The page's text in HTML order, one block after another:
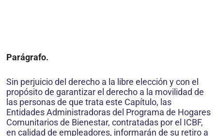
Parágrafo.
Sin perjuicio del derecho a la libre elección y con el
propósito de garantizar el derecho a la movilidad de
las personas de que trata este Capítulo, las
Entidades Administradoras del Programa de Hogares
Comunitarios de Bienestar, contratadas por el ICBF,
en calidad de empleadores, informarán de su retiro a